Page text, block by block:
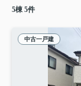
5棟 5件
中古一戸建